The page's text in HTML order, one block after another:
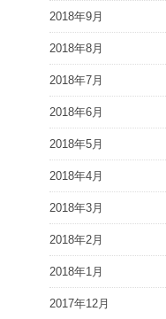
2018年9月
2018年8月
2018年7月
2018年6月
2018年5月
2018年4月
2018年3月
2018年2月
2018年1月
2017年12月